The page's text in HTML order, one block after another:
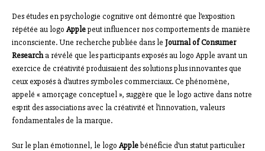
Des études en psychologie cognitive ont démontré que l’exposition
répétée au logo Applepeut influencer nos comportements de manière
inconsciente. Une recherche publiée dans le Journal of Consumer
Researcha révélé que les participants exposés au logo Apple avant un
exercice de créativité produisaient des solutions plus innovantes que
ceux exposés à d’autres symboles commerciaux. Ce phénomène,
appelé « amorçage conceptuel », suggère que le logo active dans notre
esprit des associations avec la créativité et l’innovation, valeurs
fondamentales de la marque.
Sur le plan émotionnel, le logo Applebénéficie d’un statut particulier